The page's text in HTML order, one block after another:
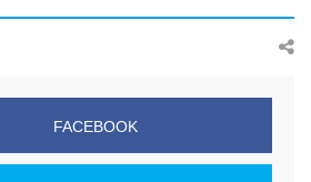
FACEBOOK